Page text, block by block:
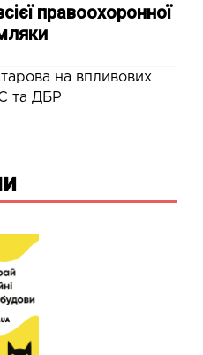
правоохоронної
на впливових
та ДБР